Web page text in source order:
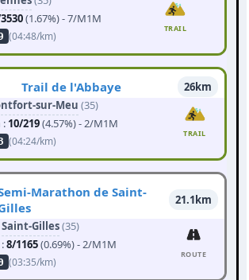
(1.67%) - 7/M1M
(04:48/km)
TRAIL
Trail de l'Abbaye
26km
sur-Meu (35)
: 10/219(4.57%) - 2/M1M
(04:24/km)
TRAIL
Marathon de Saint-
21.1km
Saint-Gilles(35)
8/1165(0.69%) - 2/M1M
(03:35/km)
ROUTE